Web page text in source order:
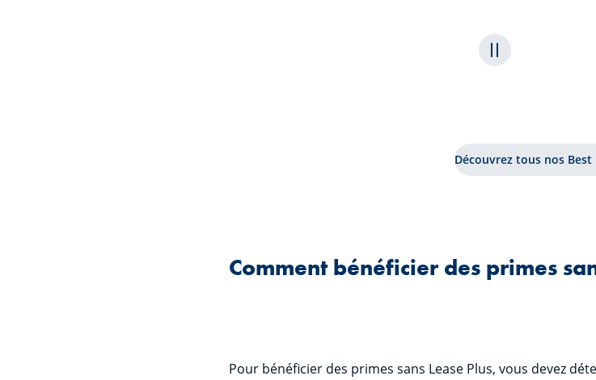
Mettre
Découvrez tous nos Best
Comment bénéficier des primes
Pour bénéficier des primes sans Lease Plus, vous devez